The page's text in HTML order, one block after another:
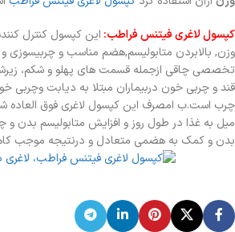
کپسول لاغری فیتنس فراطب: این کپسول کنترل
وزن, بالابردن متابولیسم,هضم مناسب و چربیسوزی
تخصصی چاقی ازجمله قسمت های پهلو و شکم،
قند و چربی خون دربیماران مبتلا به دیابت وچربی
چرب است.ب امصرف این کپسول لاغری فوق العاده
میل به غذا در طول روز و افزایش متابولیسم بدن
بدن و کمک به هضمی متعادل و درنتیجه موجب